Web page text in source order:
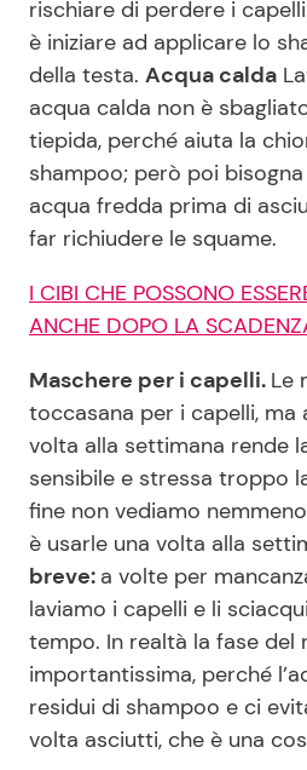
rischiare di perdere i
è iniziare ad applicare lo
della testa. Acqua calda
acqua calda non è
tiepida, perché aiuta la
shampoo; però poi
acqua fredda prima di
far richiudere le squame.
I CIBI CHE POSSONO
ANCHE DOPO LA
Maschere per i capelli. Le
toccasana per i capelli, ma
volta alla settimana rende
sensibile e stressa troppo
fine non vediamo
è usarle una volta alla
breve: a volte per
laviamo i capelli e li
tempo. In realtà la fase del
importantissima, perché
residui di shampoo e ci
volta asciutti, che è una